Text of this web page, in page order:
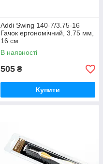
Addi Swing 140-7/3.75-16
Гачок ергономічний, 3.75 мм,
16 см
В наявності
505 ₴
Купити